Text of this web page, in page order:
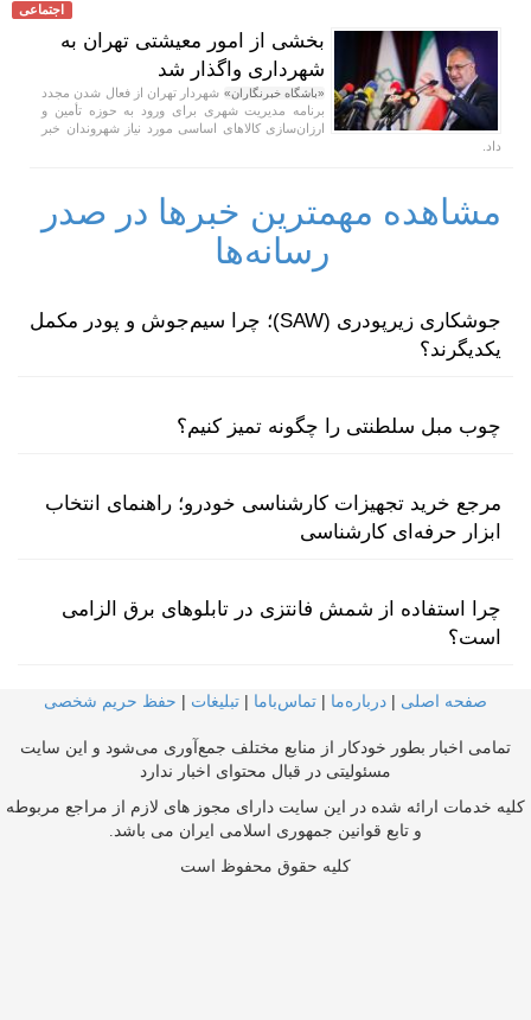
اجتماعی
بخشی از امور معیشتی تهران به
شهرداری واگذار شد
«باشگاه خبرنگاران» شهردار تهران از فعال شدن مجدد
برنامه مدیریت شهری برای ورود به حوزه تأمین و
ارزان‌سازی کالا‌های اساسی مورد نیاز شهروندان خبر
داد.
مشاهده مهمترین خبرها در صدر
رسانه‌ها
جوشکاری زیرپودری (SAW)؛ چرا سیم‌جوش و پودر مکمل
یکدیگرند؟
چوب مبل سلطنتی را چگونه تمیز کنیم؟
مرجع خرید تجهیزات کارشناسی خودرو؛ راهنمای انتخاب
ابزار حرفه‌ای کارشناسی
چرا استفاده از شمش فانتزی در تابلوهای برق الزامی
است؟
صفحه اصلی | درباره‌ما | تماس‌با‌ما | تبلیغات | حفظ حریم شخصی
تمامی اخبار بطور خودکار از منابع مختلف جمع‌آوری می‌شود و این سایت
مسئولیتی در قبال محتوای اخبار ندارد
کلیه خدمات ارائه شده در این سایت دارای مجوز های لازم از مراجع مربوطه
و تابع قوانین جمهوری اسلامی ایران می باشد.
کلیه حقوق محفوظ است